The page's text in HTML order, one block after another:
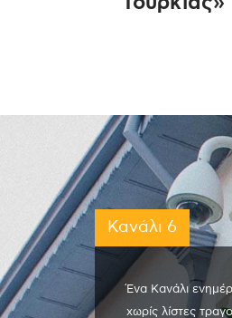
Κανάλι 6
Ένα Κανάλι
χωρίς λίστες